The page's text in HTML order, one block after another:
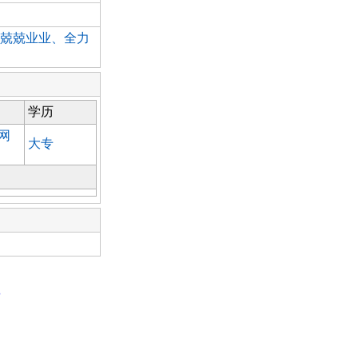
兢业业、全力
学历
大专